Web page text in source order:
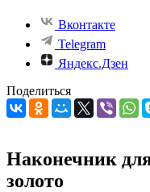
Вконтакте
Telegram
Яндекс.Дзен
Поделиться
Наконечник
золото